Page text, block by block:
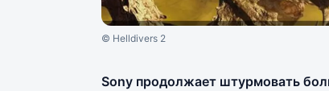
© Helldivers 2
Sony продолжает штурмовать